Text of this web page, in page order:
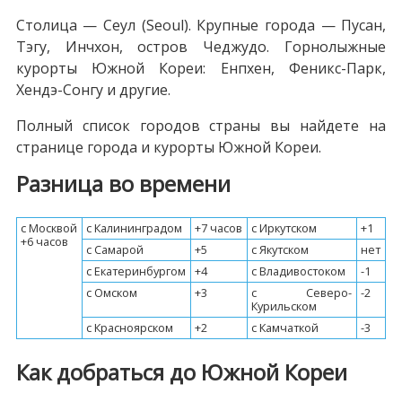
Столица — Сеул (Seoul). Крупные города — Пусан,
Тэгу, Инчхон, остров Чеджудо. Горнолыжные
курорты Южной Кореи: Енпхен, Феникс-Парк,
Хендэ-Сонгу и другие.
Полный список городов страны вы найдете на
странице города и курорты Южной Кореи.
Разница во времени
c Москвой
+6 часов
c Калининградом +7 часов c Иркутском
+1
c Самарой
+5 c Якутском
нет
c Екатеринбургом
+4 c Владивостоком
-1
c Омском
+3
c Северо-
Курильском
-2
c Красноярском +2 c Камчаткой -3
Как добраться до Южной Кореи